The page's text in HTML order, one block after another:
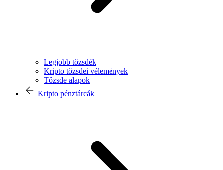
Legjobb tőzsdék
Kripto tőzsdei vélemények
Tőzsde alapok
Kripto pénztárcák